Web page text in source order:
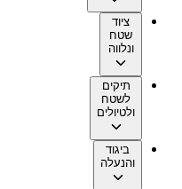
ציוד
שטח
ונלווה
תיקים
לשטח
ולטיולים
ביגוד
והנעלה